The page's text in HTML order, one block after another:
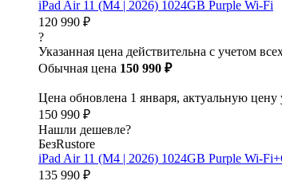
iPad Air 11 (M4 | 2026) 1024GB Purple Wi-Fi
120 990 ₽
?
Указанная цена действительна с учетом
Обычная цена 150 990 ₽
Цена обновлена 1 января, актуальную цену
150 990 ₽
Нашли дешевле?
БезRustore
iPad Air 11 (M4 | 2026) 1024GB Purple Wi-
135 990 ₽